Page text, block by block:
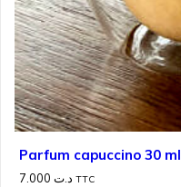
Parfum capuccino 30 ml
د.ت TTC